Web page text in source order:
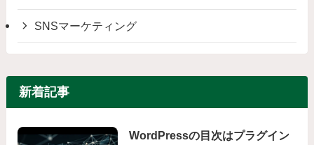
SNSマーケティング
新着記事
WordPressの目次はプラグイン